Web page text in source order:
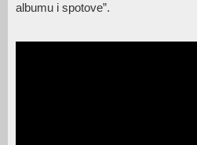
albumu i spotove”.